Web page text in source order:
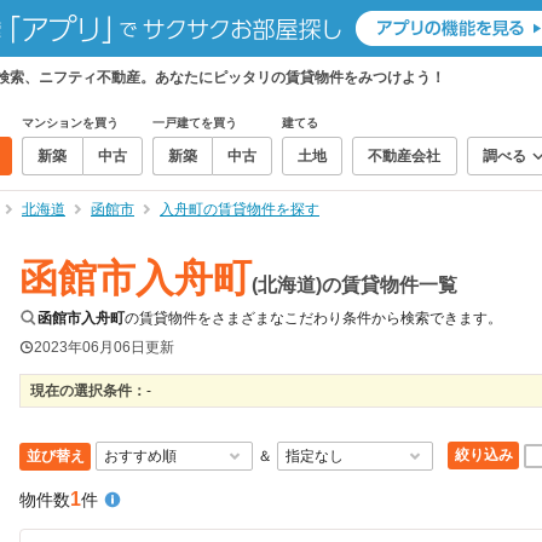
、ニフティ不動産。あなたにピッタリの賃貸物件をみつけよう！
マンションを買う
新築 中古
一戸建てを買う
新築 中古
建てる
土地 不動産会社 調べる
北海道 函館市 入舟町の賃貸物件を探す
函館市入舟町(北海道)の賃貸物件一覧
函館市入舟町の賃貸物件をさまざまなこだわり条件から検索できます。
2023年06月06日更新
現在の選択条件： -
並び替え ＆ 絞り込み
物件数1件